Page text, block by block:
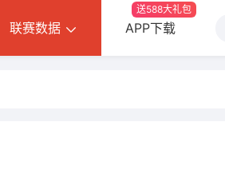
联赛数据 APP下载
送588大礼包